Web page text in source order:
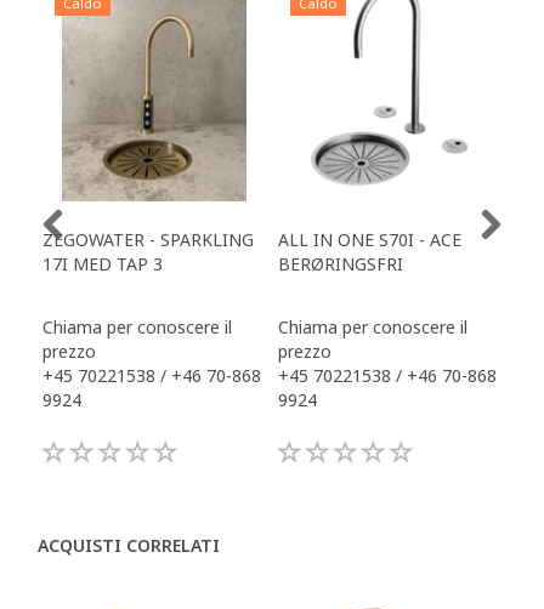
ZEGOWATER - SPARKLING
17I MED TAP 3
Chiama per conoscere il
prezzo
+45 70221538 / +46 70-868
9924
ALL IN ONE S70I - ACE
BERØRINGSFRI
Chiama per conoscere il
prezzo
+45 70221538 / +46 70-868
9924
ACQUISTI CORRELATI